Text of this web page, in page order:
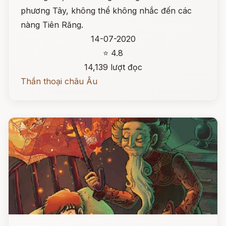
phương Tây, không thể không nhắc đến các
nàng Tiên Răng.
14-07-2020
⭐ 4.8
14,139 lượt đọc
Thần thoại châu Âu